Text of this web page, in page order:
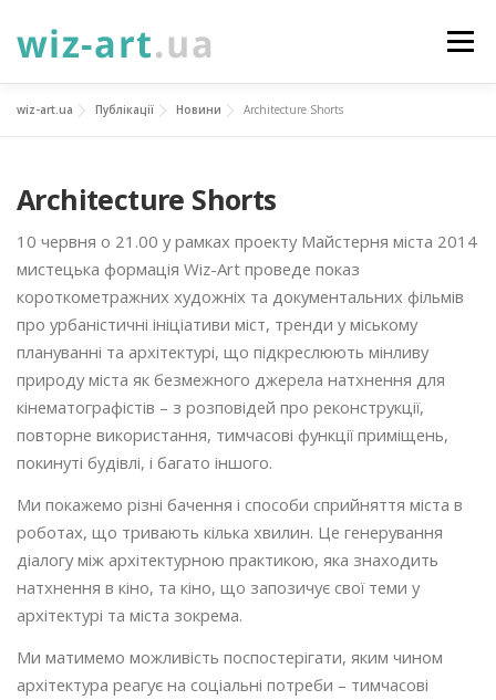
до
Меню
НОВИНИ ПРО НАС
ФОТОГАЛЕРЕЯ ПІДТРИМАТИ
УКР ENG ПРОЄКТИ
wiz-art.ua Публікації Новини Architecture Shorts
Architecture Shorts
10 червня о 21.00 у рамках проекту Майстерня міста 2014
мистецька формація Wiz-Art проведе показ
короткометражних художніх та документальних фільмів
про урбаністичні ініціативи міст, тренди у міському
плануванні та архітектурі, що підкреслюють мінливу
природу міста як безмежного джерела натхнення для
кінематографістів – з розповідей про реконструкції,
повторне використання, тимчасові функції приміщень,
покинуті будівлі, і багато іншого.
Ми покажемо різні бачення і способи сприйняття міста в
роботах, що тривають кілька хвилин. Це генерування
діалогу між архітектурною практикою, яка знаходить
натхнення в кіно, та кіно, що запозичує свої теми у
архітектурі та міста зокрема.
Ми матимемо можливість поспостерігати, яким чином
архітектура реагує на соціальні потреби – тимчасові